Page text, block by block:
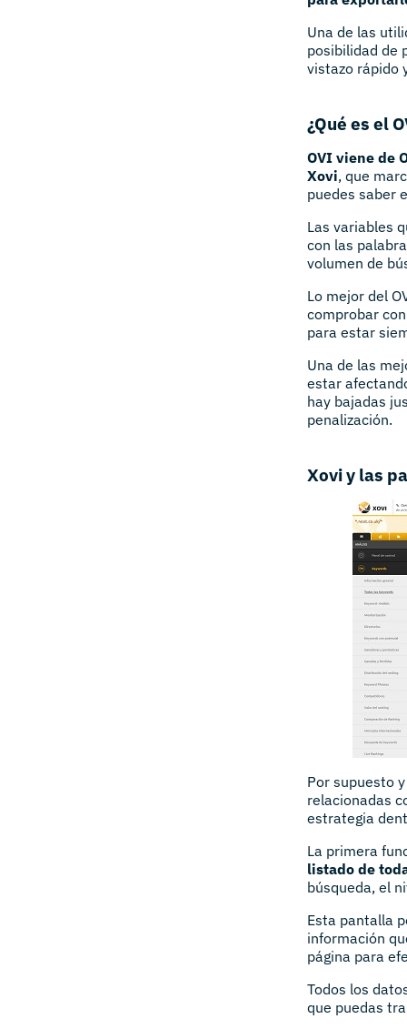
Una de las
posibilidad de
vistazo rápido
¿Qué es el
OVI viene de
Xovi, que
puedes saber
Las variables
con las
volumen de
Lo mejor del
comprobar
para estar
Una de las
estar
hay bajadas
penalización.
Xovi y las
Por supuesto
relacionadas
estrategia
La primera
listado de
búsqueda, el
Esta pantalla
información
página para
Todos los
que puedas